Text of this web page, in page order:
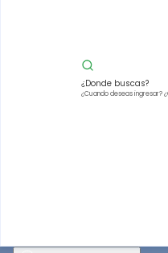
¿Donde buscas?
¿Cuando deseas ingresar?